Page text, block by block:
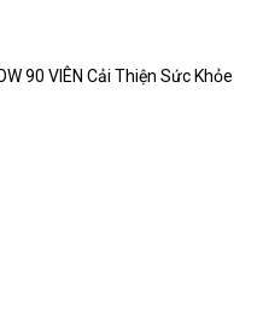
90 VIÊN Cải Thiện Sức Khỏe